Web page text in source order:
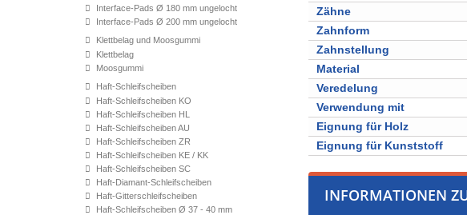
Interface-Pads Ø 180 mm ungelocht
Interface-Pads Ø 200 mm ungelocht
Klettbelag und Moosgummi
Klettbelag
Moosgummi
Haft-Schleifscheiben
Haft-Schleifscheiben KO
Haft-Schleifscheiben HL
Haft-Schleifscheiben AU
Haft-Schleifscheiben ZR
Haft-Schleifscheiben KE / KK
Haft-Schleifscheiben SC
Haft-Diamant-Schleifscheiben
Haft-Gitterschleifscheiben
Haft-Schleifscheiben Ø 37 - 40 mm
Zähne
Zahnform
Zahnstellung
Material
Veredelung
Verwendung mit
Eignung für Holz
Eignung für Kunststoff
INFORMATIONEN